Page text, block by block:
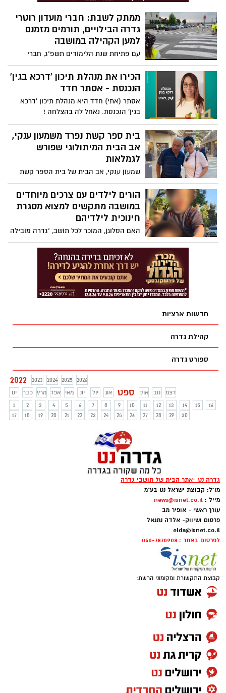
אין לו ברירה ובניגוד לתפיסת עולמו - הוא
חייב ללכת עם גוש ימין חרדים ולא בגלל שזה
הכי טוב למדינה....
ממתק לשבת: חברי מועדון רוטרי
גדרה הבילויים, תורמים מזמנם
למען הקהילה במושבה
עם פתיחת שנת הלימודים תשפ"ג, חברי
מועדון "רוטרי גדרה הבילויים" התייצבו בסמוך
לבתי הספר בגדרה, וסייעו בהסדרת התנועה,
החניה, מעברי החציה, ובטיחות התלמידים
הגיעו לבית הספר ובצהרים בצאתם.
הכירו את מנהלת תיכון 'דרכא בגין'
הנכנסת - אסתר חדד
אסתר (אתי) חדד היא מנהלת תיכון 'דרכא
בגין' הנכנסת. נאחל לה בהצלחה !
בית ספר קשת נפרד משמעון ענקי,
אב הבית המיתולוגי שפורש
לגמלאות
שמעון ענקי, אב הבית של בית הספר קשת
בגדרה, פורש לגמלאות ומקבל חיבוק חם
מבית הספר והמושבה כולה
הורים לילדים עם צרכים מיוחדים
במושבה מתקשים למצוא מסגרת
חינוכית לילדיהם
האם הסלוגן, המוכר לכל תושב, "גדרה מובילה
בחינוך" - נכון? הוא מתנוסס על שלטים
במושבה, כמעט תמיד לצד תמונתו של ראש
המועצה, אשר מתגאה בסטטיסטיקה. האם
הדבר נכון גם לגבי החינוך המיוחד? יצאנו
לבדוק.
חדשות ארציות
קהילת גדרה
ספורט גדרה
2022 2023 2024 2025
2026
ינו
פבר מרץ אפר מאי יונ יול אוג ספט אוק נוב
דצמ
1
2 3 4 5 6 7 8 9 10 11 12 13 14 15
16
17
18 19 20 21 22 23 24 25 26 27 28 29 30
גדרה נט -אתר הבית של תושבי גדרה
מו"ל: קבוצת ישראל נט בע"מ
מייל : news@isnet.co.il
עורך ראשי - אופיר מב
פרסום ושיווק- אלדה נתנאל
elda@isnet.co.il
לפרסום באתר : 050-7870908
קבוצת התקשורת ומקומוני הרשת: